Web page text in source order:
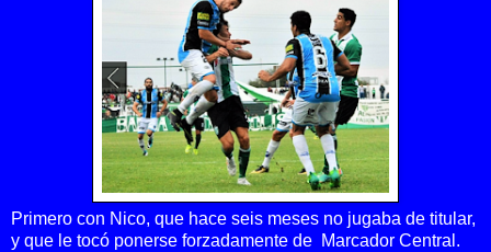
Primero con Nico, que hace seis meses no jugaba de titular,
y que le tocó ponerse forzadamente de Marcador Central.